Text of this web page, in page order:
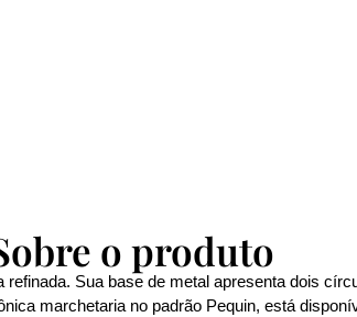
o produto
Sua base de metal apresenta dois
marchetaria no padrão Pequin, está